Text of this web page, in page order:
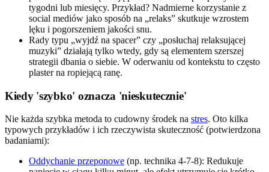
tygodni lub miesięcy. Przykład? Nadmierne korzystanie z
social mediów jako sposób na „relaks” skutkuje wzrostem
lęku i pogorszeniem jakości snu.
Rady typu „wyjdź na spacer” czy „posłuchaj relaksującej
muzyki” działają tylko wtedy, gdy są elementem szerszej
strategii dbania o siebie. W oderwaniu od kontekstu to często
plaster na ropiejącą ranę.
Kiedy 'szybko' oznacza 'nieskutecznie'
Nie każda szybka metoda to cudowny środek na stres. Oto kilka
typowych przykładów i ich rzeczywista skuteczność (potwierdzona
badaniami):
Oddychanie przeponowe (np. technika 4-7-8): Redukuje